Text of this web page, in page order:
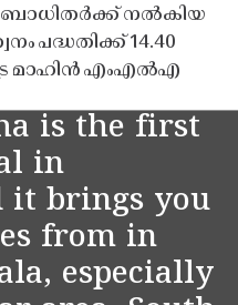
നൽകിയ
പദ്ധതിക്ക് 14.40
മാഹിൻ എംഎൽഎ
is the first
in
it brings you
from in
especially